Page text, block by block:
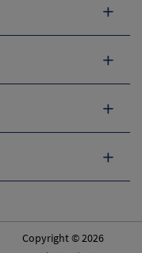
Copyright © 2026